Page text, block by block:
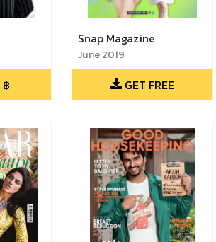
฿
Snap Magazine
June 2019
GET FREE